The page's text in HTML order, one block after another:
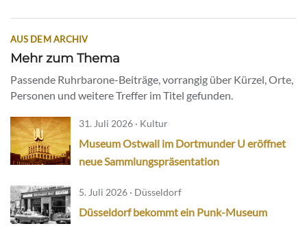
AUS DEM ARCHIV
Mehr zum Thema
Passende Ruhrbarone-Beiträge, vorrangig über Kürzel, Orte,
Personen und weitere Treffer im Titel gefunden.
31. Juli 2026 · Kultur
Museum Ostwall im Dortmunder U eröffnet
neue Sammlungspräsentation
5. Juli 2026 · Düsseldorf
Düsseldorf bekommt ein Punk-Museum